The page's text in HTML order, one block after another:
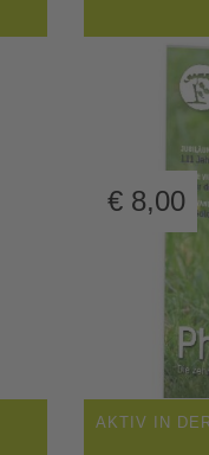
€ 8,00
AKTIV IN